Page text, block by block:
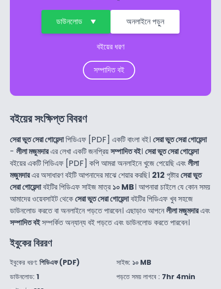
ডাউনলোড অনলাইনে পড়ুন
বইয়ের ধরণ
সম্পাদিত বই
বইয়ের সংক্ষিপ্ত বিবরণ
সেরা ভুত সেরা গোয়েন্দাপিডিএফ [PDF] একটি বাংলা বই। সেরা ভুত সেরা গোয়েন্দা
- লীলা মজুমদারএর লেখা একটি জনপ্রিয়সম্পাদিত বই। সেরা ভুত সেরা গোয়েন্দা
বইয়ের একটি পিডিএফ [PDF] কপি আমরা অনলাইনে খুজে পেয়েছি এবংলীলা
মজুমদারএর অসাধারণ বইটি আপনাদের মাঝে শেয়ার করছি। 212 পৃষ্টারসেরা ভুত
সেরা গোয়েন্দাবইটির পিডিএফ সাইজ মাত্র১০ MB। আপনারা চাইলে যে কোন সময়
আমাদের ওয়েবসাইট থেকেসেরা ভুত সেরা গোয়েন্দাবইটির পিডিএফ খুব সহজে
ডাউনলোড করতে বা অনলাইনে পড়তে পারবেন। এছাড়াও আপনেলীলা মজুমদারএবং
সম্পাদিত বইসম্পর্কিত অন্যান্য বই পড়তে এবং ডাউনলোড করতে পারবেন।
ইবুকের বিররণ
ইবুকের ধরণ: পিডিএফ (PDF)
ডাউনলোড: 1
সাইজ: ১০ MB
পড়তে সময় লাগবে : 7hr 4min